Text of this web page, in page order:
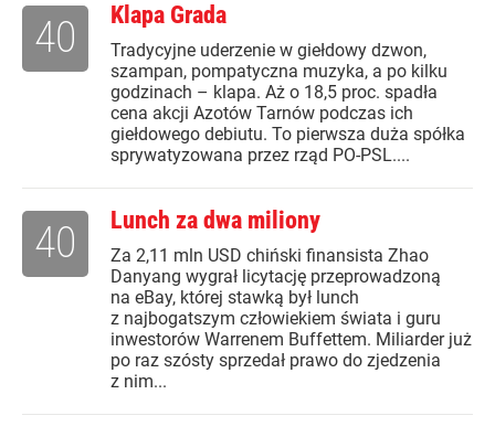
Klapa Grada
Tradycyjne uderzenie w giełdowy dzwon,
szampan, pompatyczna muzyka, a po kilku
godzinach – klapa. Aż o 18,5 proc. spadła
cena akcji Azotów Tarnów podczas ich
giełdowego debiutu. To pierwsza duża spółka
sprywatyzowana przez rząd PO-PSL....
40
Lunch za dwa miliony
Za 2,11 mln USD chiński finansista Zhao
Danyang wygrał licytację przeprowadzoną
na eBay, której stawką był lunch
z najbogatszym człowiekiem świata i guru
inwestorów Warrenem Buffettem. Miliarder już
po raz szósty sprzedał prawo do zjedzenia
z nim...
40